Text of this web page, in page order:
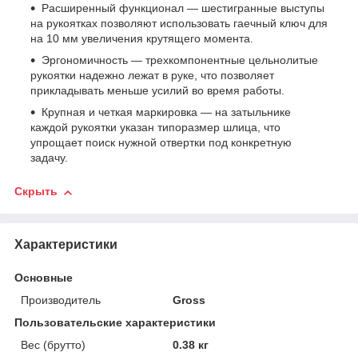
Расширенный функционал — шестигранные выступы
на рукоятках позволяют использовать гаечный ключ для
на 10 мм увеличения крутящего момента.
Эргономичность — трехкомпонентные цельнолитые
рукоятки надежно лежат в руке, что позволяет
прикладывать меньше усилий во время работы.
Крупная и четкая маркировка — на затыльнике
каждой рукоятки указан типоразмер шлица, что
упрощает поиск нужной отвертки под конкретную
задачу.
Скрыть
Характеристики
Основные
Производитель
Gross
Пользовательские характеристики
Вес (брутто)
0.38 кг